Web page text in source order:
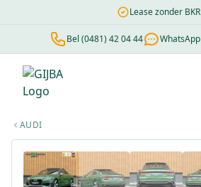
Lease zonder BKR
Bel (0481) 42 04 44 WhatsApp
Financial lease berekenen
AUDI